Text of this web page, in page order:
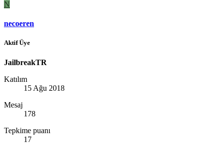
N
necoeren
Aktif Üye
JailbreakTR
Katılım
15 Ağu 2018
Mesaj
178
Tepkime puanı
17